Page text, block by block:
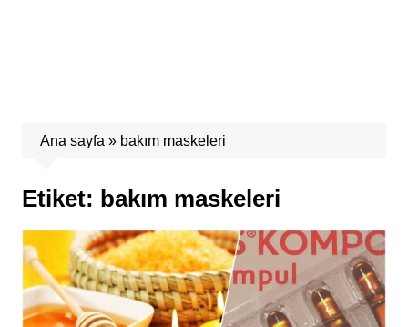
Ana sayfa » bakım maskeleri
Etiket: bakım maskeleri